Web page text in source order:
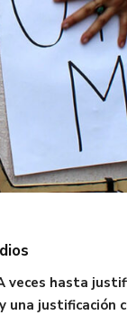
hasta
una justificación